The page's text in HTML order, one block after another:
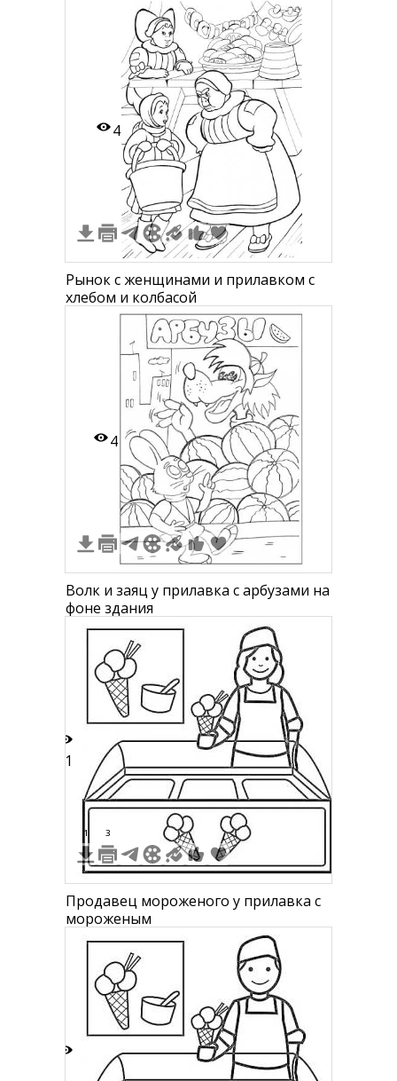
с хлебом и прилавком
4
Рынок с женщинами и прилавком с
хлебом и колбасой
4
Волк и заяц у прилавка с арбузами на
фоне здания
11
1 3
Продавец мороженого у прилавка с
мороженым